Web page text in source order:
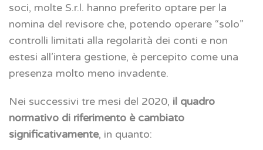
soci, molte S.r.l. hanno preferito optare per la
nomina del revisore che, potendo operare “solo”
controlli limitati alla regolarità dei conti e non
estesi all’intera gestione, è percepito come una
presenza molto meno invadente.
Nei successivi tre mesi del 2020, il quadro
normativo di riferimento è cambiato
significativamente, in quanto: